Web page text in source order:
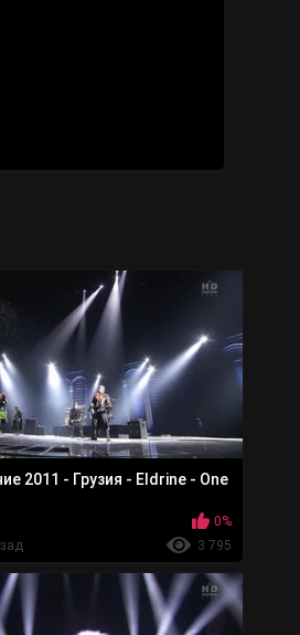
2011 - Грузия - Eldrine - One
0%
3 795